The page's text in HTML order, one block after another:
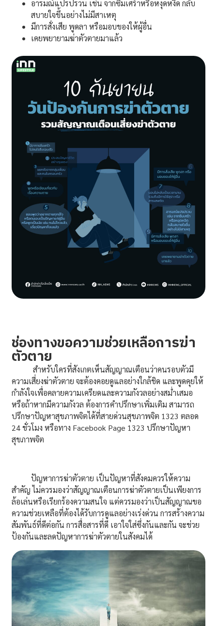
อารมณ์แปรปรวน เช่น จากซึมเศร้าหรือหงุดหงิด กลับ
สบายใจขึ้นอย่างไม่มีสาเหตุ
มีการสั่งเสีย พูดลา หรือมอบของให้ผู้อื่น
เคยพยายามฆ่าตัวตายมาแล้ว
ช่องทางขอความช่วยเหลือการฆ่า
ตัวตาย
สำหรับใครที่สังเกตเห็นสัญญาณเตือนว่าคนรอบตัวมี
ความเสี่ยงฆ่าตัวตาย จะต้องคอยดูแลอย่างใกล้ชิด และพูดคุยให้
กำลังใจเพื่อคลายความเครียดและความกังวลอย่างสม่ำเสมอ
หรือถ้าหากมีความกังวล ต้องการคำปรึกษาเพิ่มเติม สามารถ
ปรึกษาปัญหาสุขภาพจิตได้ที่สายด่วนสุขภาพจิต 1323 ตลอด
24 ชั่วโมง หรือทาง Facebook Page 1323 ปรึกษาปัญหา
สุขภาพจิต
ปัญหาการฆ่าตัวตาย เป็นปัญหาที่สังคมควรให้ความ
สำคัญ ไม่ควรมองว่าสัญญาณเตือนการฆ่าตัวตายเป็นเพียงการ
ล้อเล่นหรือเรียกร้องความสนใจ แต่ควรมองว่าเป็นสัญญาณขอ
ความช่วยเหลือที่ต้องได้รับการดูแลอย่างเร่งด่วน การสร้างความ
สัมพันธ์ที่ดีต่อกัน การสื่อสารที่ดี เอาใจใส่ซึ่งกันและกัน จะช่วย
ป้องกันและลดปัญหาการฆ่าตัวตายในสังคมได้